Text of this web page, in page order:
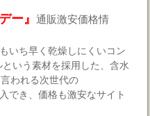
ー』通販激安価格情
いち早く乾燥しにくいコン
いう素材を採用した、含水
われる次世代の
でき、価格も激安なサイト